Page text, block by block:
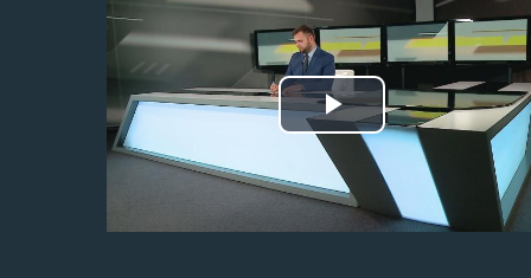
Odtwórz
wideo